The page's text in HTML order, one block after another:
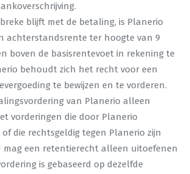
blijft met de betaling, is Planerio
achterstandsrente ter hoogte van 9
boven de basisrentevoet in rekening te
behoudt zich het recht voor een
te bewijzen en te vorderen.
van Planerio alleen
vorderingen die door Planerio
die rechtsgeldig tegen Planerio zijn
mag een retentierecht alleen uitoefenen
is gebaseerd op dezelfde